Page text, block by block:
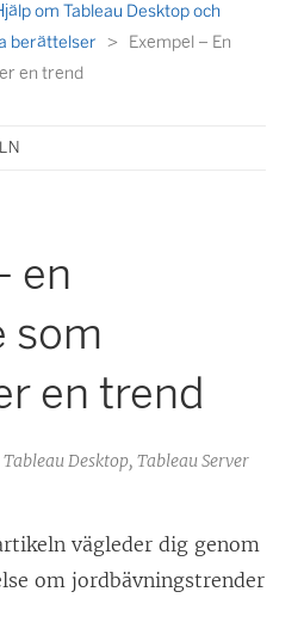
om Tableau Desktop och
berättelser
Exempel – En
en trend
en
som
en trend
Desktop, Tableau Server
vägleder dig genom
om jordbävningstrender